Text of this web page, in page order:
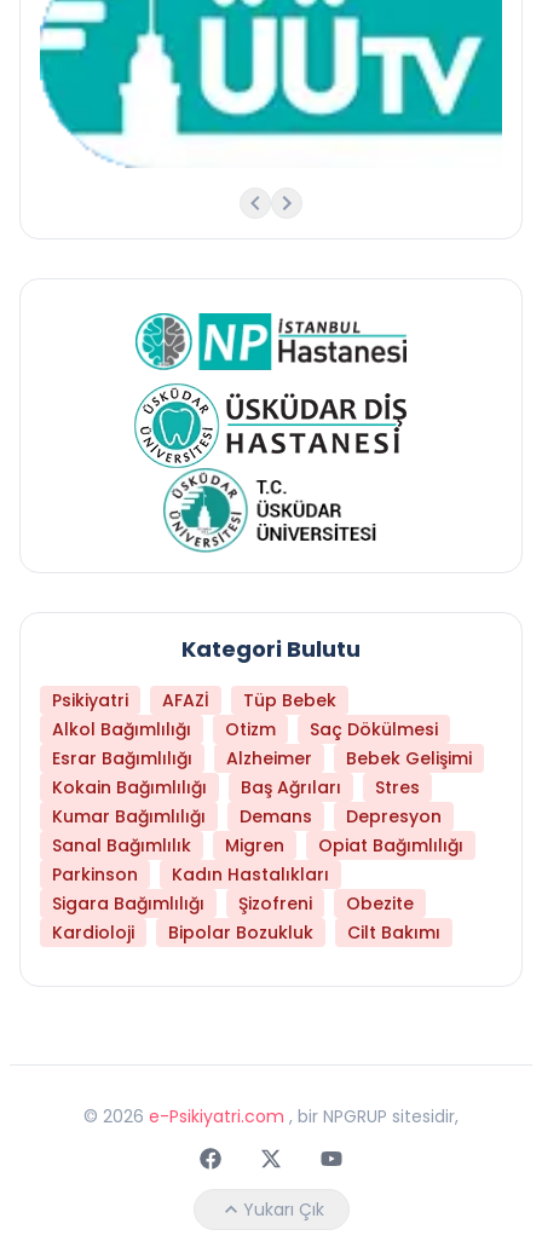
Kategori Bulutu
Psikiyatri AFAZİ
Tüp Bebek
Alkol Bağımlılığı
Otizm
Saç Dökülmesi
Esrar Bağımlılığı
Alzheimer
Bebek Gelişimi
Kokain Bağımlılığı
Baş Ağrıları
Stres
Kumar Bağımlılığı
Demans
Depresyon
Sanal Bağımlılık
Migren
Opiat Bağımlılığı
Parkinson
Kadın Hastalıkları
Sigara Bağımlılığı
Şizofreni
Obezite
Kardioloji
Bipolar Bozukluk Cilt Bakımı
© 2026 e-Psikiyatri.com , bir NPGRUP sitesidir,
FaceebokTwitterYoutube
Yukarı Çık